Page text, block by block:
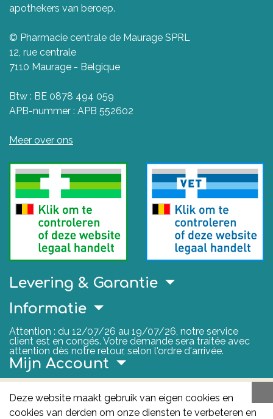
apothekers van beroep.
© Pharmacie centrale de Maurage SPRL
12, rue centrale
7110 Maurage - Belgique
Btw : BE 0878 494 059
APB-nummer : APB 552602
Meer over ons
Levering & Garantie
Deze website maakt gebruik van eigen cookies en
cookies van derden om onze diensten te verbeteren en
Informatie
Attention : du 12/07/26 au 19/07/26, notre service
client est en congés. Votre demande sera traitée avec
attention dès notre retour, selon l'ordre d'arrivée.
Mijn Account
Nuttige Links
FAGG